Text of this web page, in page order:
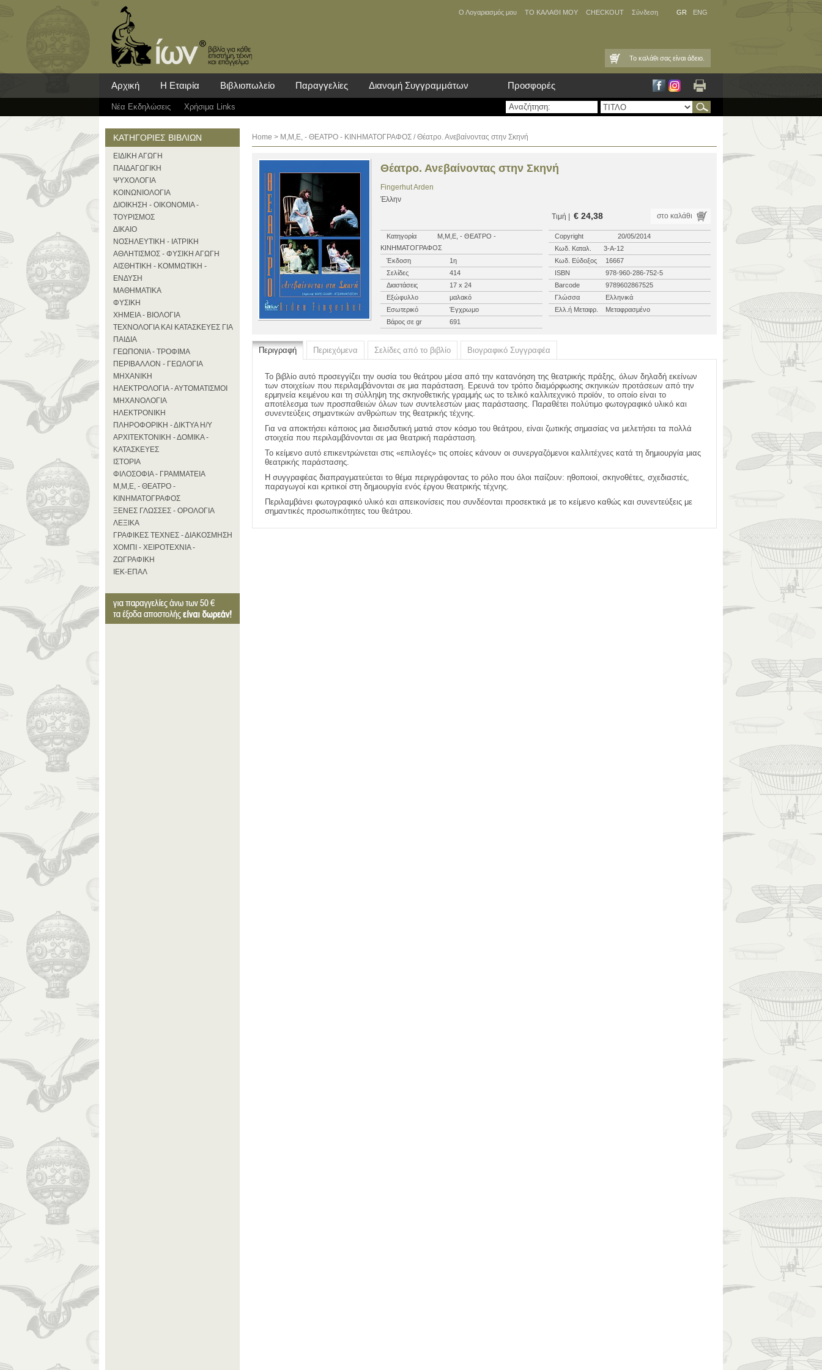
Ο Λογαριασμός μου ΤΟ ΚΑΛΑΘΙ ΜΟΥ CHECKOUT Σύνδεση GR ENG
Το καλάθι σας είναι άδειο.
Αρχική Η Εταιρία Βιβλιοπωλείο Παραγγελίες Διανομή Συγγραμμάτων Προσφορές
Νέα Eκδηλώσεις Χρήσιμα Links
ΚΑΤΗΓΟΡΙΕΣ ΒΙΒΛΙΩΝ
ΕΙΔΙΚΗ ΑΓΩΓΗ
ΠΑΙΔΑΓΩΓΙΚΗ
ΨΥΧΟΛΟΓΙΑ
ΚΟΙΝΩΝΙΟΛΟΓΙΑ
ΔΙΟΙΚΗΣΗ - ΟΙΚΟΝΟΜΙΑ -
ΤΟΥΡΙΣΜΟΣ
ΔΙΚΑΙΟ
ΝΟΣΗΛΕΥΤΙΚΗ - ΙΑΤΡΙΚΗ
ΑΘΛΗΤΙΣΜΟΣ - ΦΥΣΙΚΗ ΑΓΩΓΗ
ΑΙΣΘΗΤΙΚΗ - ΚΟΜΜΩΤΙΚΗ -
ΕΝΔΥΣΗ
ΜΑΘΗΜΑΤΙΚΑ
ΦΥΣΙΚΗ
ΧΗΜΕΙΑ - ΒΙΟΛΟΓΙΑ
ΤΕΧΝΟΛΟΓΙΑ ΚΑΙ ΚΑΤΑΣΚΕΥΕΣ ΓΙΑ
ΠΑΙΔΙΑ
ΓΕΩΠΟΝΙΑ - ΤΡΟΦΙΜΑ
ΠΕΡΙΒΑΛΛΟΝ - ΓΕΩΛΟΓΙΑ
ΜΗΧΑΝΙΚΗ
ΗΛΕΚΤΡΟΛΟΓΙΑ - ΑΥΤΟΜΑΤΙΣΜΟΙ
ΜΗΧΑΝΟΛΟΓΙΑ
ΗΛΕΚΤΡΟΝΙΚΗ
ΠΛΗΡΟΦΟΡΙΚΗ - ΔΙΚΤΥΑ Η/Υ
ΑΡΧΙΤΕΚΤΟΝΙΚΗ - ΔΟΜΙΚΑ -
ΚΑΤΑΣΚΕΥΕΣ
ΙΣΤΟΡΙΑ
ΦΙΛΟΣΟΦΙΑ - ΓΡΑΜΜΑΤΕΙΑ
Μ,Μ,Ε, - ΘΕΑΤΡΟ -
ΚΙΝΗΜΑΤΟΓΡΑΦΟΣ
ΞΕΝΕΣ ΓΛΩΣΣΕΣ - ΟΡΟΛΟΓΙΑ
ΛΕΞΙΚΑ
ΓΡΑΦΙΚΕΣ ΤΕΧΝΕΣ - ΔΙΑΚΟΣΜΗΣΗ
ΧΟΜΠΙ - ΧΕΙΡΟΤΕΧΝΙΑ -
ΖΩΓΡΑΦΙΚΗ
ΙΕΚ-ΕΠΑΛ
Home > Μ,Μ,Ε, - ΘΕΑΤΡΟ - ΚΙΝΗΜΑΤΟΓΡΑΦΟΣ / Θέατρο. Ανεβαίνοντας στην Σκηνή
Θέατρο. Ανεβαίνοντας στην Σκηνή
Fingerhut Arden
Έλλην
Τιμή |
€ 24,38 στο καλάθι
Κατηγορία
Μ,Μ,Ε, - ΘΕΑΤΡΟ -
ΚΙΝΗΜΑΤΟΓΡΑΦΟΣ
Copyright
20/05/2014
Κωδ. Καταλ.
3-Α-12
Έκδοση
1η Κωδ. Εύδοξος
16667
Σελίδες
414 ISBN
978-960-286-752-5
Διαστάσεις
17 x 24 Barcode
9789602867525
Εξώφυλλο
μαλακό Γλώσσα
Ελληνικά
Εσωτερικό
Έγχρωμο Ελλ.ή Μεταφρ.
Μεταφρασμένο
Βάρος σε gr
691
Περιγραφή Περιεχόμενα Σελίδες από το βιβλίο Βιογραφικό Συγγραφέα
Το βιβλίο αυτό προσεγγίζει την ουσία του θεάτρου μέσα από την κατανόηση της θεατρικής πράξης, όλων δηλαδή εκείνων
των στοιχείων που περιλαμβάνονται σε μια παράσταση. Ερευνά τον τρόπο διαμόρφωσης σκηνικών προτάσεων από την
ερμηνεία κειμένου και τη σύλληψη της σκηνοθετικής γραμμής ως το τελικό καλλιτεχνικό προϊόν, το οποίο είναι το
αποτέλεσμα των προσπαθειών όλων των συντελεστών μιας παράστασης. Παραθέτει πολύτιμο φωτογραφικό υλικό και
συνεντεύξεις σημαντικών ανθρώπων της θεατρικής τέχνης.
Για να αποκτήσει κάποιος μια διεισδυτική ματιά στον κόσμο του θεάτρου, είναι ζωτικής σημασίας να μελετήσει τα πολλά
στοιχεία που περιλαμβάνονται σε μια θεατρική παράσταση.
Το κείμενο αυτό επικεντρώνεται στις «επιλογές» τις οποίες κάνουν οι συνεργαζόμενοι καλλιτέχνες κατά τη δημιουργία μιας
θεατρικής παράστασης.
Η συγγραφέας διαπραγματεύεται το θέμα περιγράφοντας το ρόλο που όλοι παίζουν: ηθοποιοί, σκηνοθέτες, σχεδιαστές,
παραγωγοί και κριτικοί στη δημιουργία ενός έργου θεατρικής τέχνης.
Περιλαμβάνει φωτογραφικό υλικό και απεικονίσεις που συνδέονται προσεκτικά με το κείμενο καθώς και συνεντεύξεις με
σημαντικές προσωπικότητες του θεάτρου.